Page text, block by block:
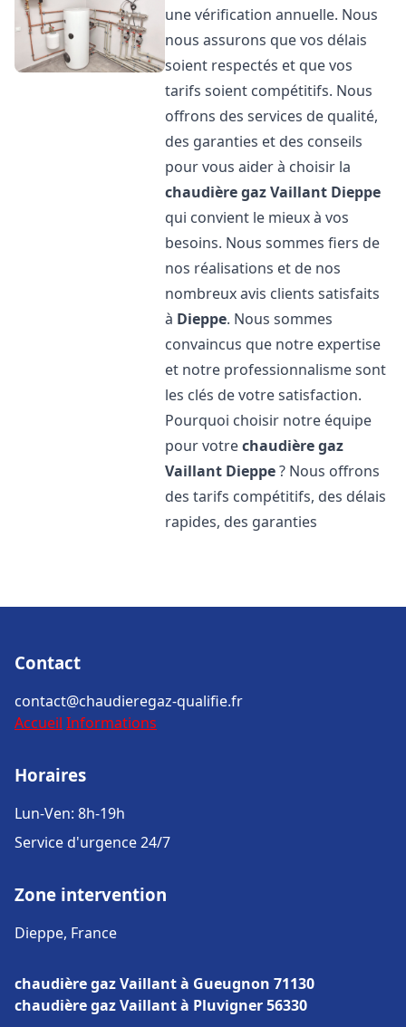
une vérification annuelle. Nous
nous assurons que vos délais
soient respectés et que vos
tarifs soient compétitifs. Nous
offrons des services de qualité,
des garanties et des conseils
pour vous aider à choisir la
chaudière gaz Vaillant Dieppe
qui convient le mieux à vos
besoins. Nous sommes fiers de
nos réalisations et de nos
nombreux avis clients satisfaits
à Dieppe. Nous sommes
convaincus que notre expertise
et notre professionnalisme sont
les clés de votre satisfaction.
Pourquoi choisir notre équipe
pour votrechaudière gaz
Vaillant Dieppe? Nous offrons
des tarifs compétitifs, des délais
rapides, des garanties
Contact
contact@chaudieregaz-qualifie.fr
Accueil Informations
Horaires
Lun-Ven: 8h-19h
Service d'urgence 24/7
Zone intervention
Dieppe, France
chaudière gaz Vaillant à Gueugnon 71130
chaudière gaz Vaillant à Pluvigner 56330